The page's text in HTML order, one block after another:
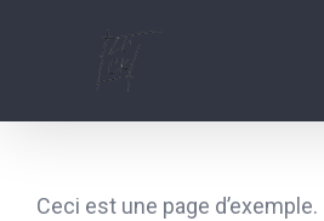
Ceci est une page d’exemple.